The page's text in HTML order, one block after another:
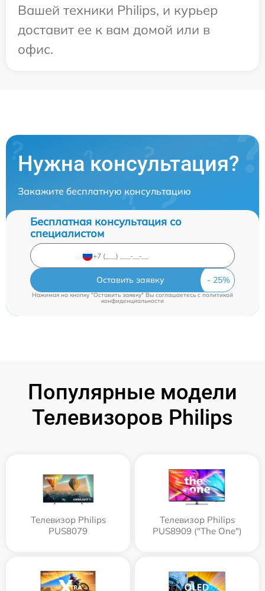
Вашей техники Philips, и курьер
доставит ее к вам домой или в
офис.
Нужна консультация?
Закажите бесплатную консультацию
Бесплатная консультация со
специалистом
Оставить заявку
Нажимая на кнопку "Оставить заявку" Вы соглашаетесь c политикой
конфиденциальности
Популярные модели
Телевизоров Philips
Телевизор Philips
PUS8079
Телевизор Philips
PUS8909 ("The One")